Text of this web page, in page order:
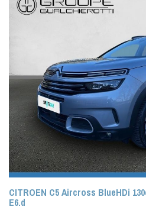
CITROEN C5 Aircross BlueHDi
E6.d